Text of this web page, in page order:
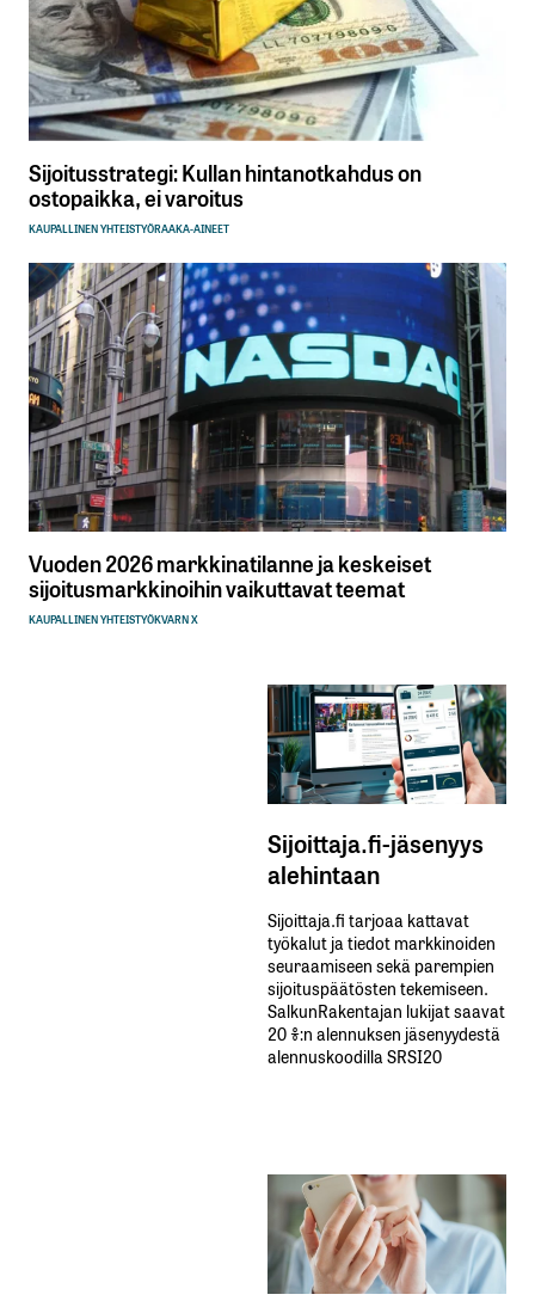
Sijoitusstrategi: Kullan hintanotkahdus on
ostopaikka, ei varoitus
KAUPALLINEN YHTEISTYÖRAAKA-AINEET
Vuoden 2026 markkinatilanne ja keskeiset
sijoitusmarkkinoihin vaikuttavat teemat
KAUPALLINEN YHTEISTYÖKVARN X
Sijoittaja.fi-jäsenyys
alehintaan
Sijoittaja.fi tarjoaa kattavat
työkalut ja tiedot markkinoiden
seuraamiseen sekä parempien
sijoituspäätösten tekemiseen.
SalkunRakentajan lukijat saavat
20 %:n alennuksen jäsenyydestä
alennuskoodilla SRSI20